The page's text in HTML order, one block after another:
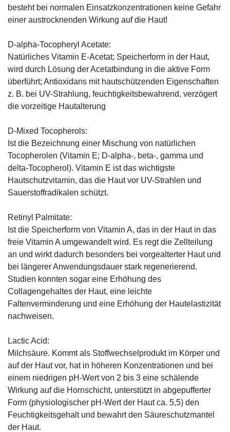
besteht bei normalen Einsatzkonzentrationen keine Gefahr
einer austrocknenden Wirkung auf die Haut!
D-alpha-Tocopheryl Acetate:
Natürliches Vitamin E-Acetat; Speicherform in der Haut,
wird durch Lösung der Acetatbindung in die aktive Form
überführt; Antioxidans mit hautschützenden Eigenschaften
z. B. bei UV-Strahlung, feuchtigkeitsbewahrend, verzögert
die vorzeitige Hautalterung
D-Mixed Tocopherols:
Ist die Bezeichnung einer Mischung von natürlichen
Tocopherolen (Vitamin E; D-alpha-, beta-, gamma und
delta-Tocopherol). Vitamin E ist das wichtigste
Hautschutzvitamin, das die Haut vor UV-Strahlen und
Sauerstoffradikalen schützt.
Retinyl Palmitate:
Ist die Speicherform von Vitamin A, das in der Haut in das
freie Vitamin A umgewandelt wird. Es regt die Zellteilung
an und wirkt dadurch besonders bei vorgealterter Haut und
bei längerer Anwendungsdauer stark regenerierend.
Studien konnten sogar eine Erhöhung des
Collagengehaltes der Haut, eine leichte
Faltenverminderung und eine Erhöhung der Hautelastizität
nachweisen.
Lactic Acid:
Milchsäure. Kommt als Stoffwechselprodukt im Körper und
auf der Haut vor, hat in höheren Konzentrationen und bei
einem niedrigen pH-Wert von 2 bis 3 eine schälende
Wirkung auf die Hornschicht, unterstützt in abgepufferter
Form (physiologischer pH-Wert der Haut ca. 5,5) den
Feuchtigkeitsgehalt und bewahrt den Säureschutzmantel
der Haut.